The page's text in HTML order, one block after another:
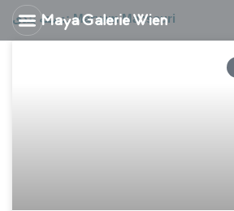
دسته بندی:Maryam Mansouri